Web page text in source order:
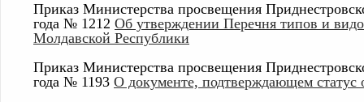
Приказ Министерства просвещения
года № 1212 Об утверждении Перечня типов и
Молдавской Республики
Приказ Министерства просвещения
года № 1193 О документе, подтверждающем статус